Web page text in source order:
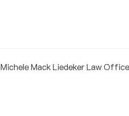
Michele Mack Liedeker Law Office